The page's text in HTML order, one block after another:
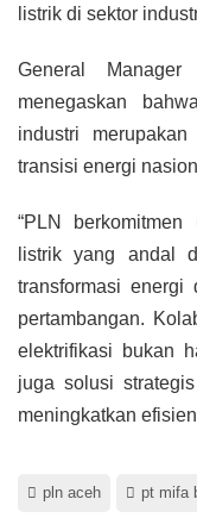
listrik di sektor
General
menegaskan
industri
transisi energi
“PLN
listrik yang andal
transformasi energi
pertambangan.
elektrifikasi bukan
juga solusi
meningkatkan
pln aceh pt mifa